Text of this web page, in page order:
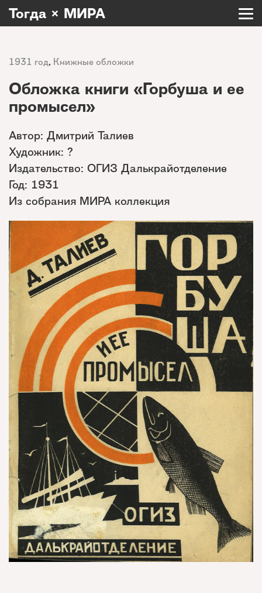
Тогда × МИРА
1931 год, Книжные обложки
Обложка книги «Горбуша и ее
промысел»
Автор: Дмитрий Талиев
Художник: ?
Издательство: ОГИЗ Далькрайотделение
Год: 1931
Из собрания МИРА коллекция